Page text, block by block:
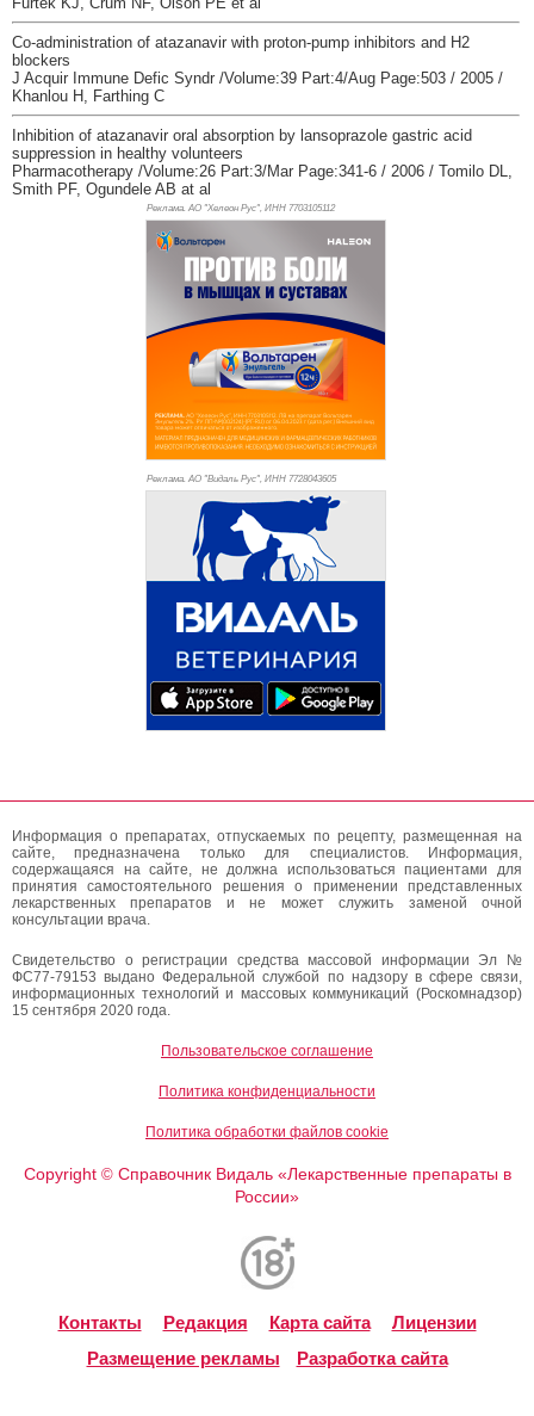
Co-administration of atazanavir with proton-pump inhibitors and H2
blockers
J Acquir Immune Defic Syndr /Volume:39 Part:4/Aug Page:503 / 2005 /
Khanlou H, Farthing C
Inhibition of atazanavir oral absorption by lansoprazole gastric acid
suppression in healthy volunteers
Pharmacotherapy /Volume:26 Part:3/Mar Page:341-6 / 2006 / Tomilo DL,
Smith PF, Ogundele AB at al
Реклама. АО "Хелеон Рус", ИНН 7703105112
Реклама. АО "Видаль Рус", ИНН 7728043605
Информация о препаратах, отпускаемых по рецепту, размещенная на
сайте, предназначена только для специалистов. Информация,
содержащаяся на сайте, не должна использоваться пациентами для
принятия самостоятельного решения о применении представленных
лекарственных препаратов и не может служить заменой очной
консультации врача.
Свидетельство о регистрации средства массовой информации Эл №
ФС77-79153 выдано Федеральной службой по надзору в сфере связи,
информационных технологий и массовых коммуникаций (Роскомнадзор)
15 сентября 2020 года.
Пользовательское соглашение
Политика конфиденциальности
Политика обработки файлов cookie
Copyright ©Справочник Видаль «Лекарственные препараты в
России»
Контакты Редакция Карта сайта
Лицензии
Размещение рекламы
Разработка сайта